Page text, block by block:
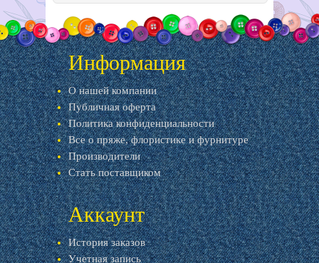
Информация
О нашей компании
Публичная оферта
Политика конфиденциальности
Все о пряже, флористике и фурнитуре
Производители
Стать поставщиком
Аккаунт
История заказов
Учетная запись